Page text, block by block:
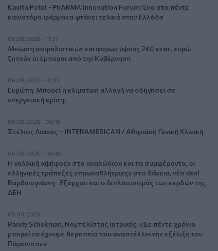
Kavita Patel - PhARMA Innovation Forum: Ένα στα πέντε
καινοτόμα φάρμακα φτάνει τελικά στην Ελλάδα
06.08.2026 - 11:37
Μείωση ασφαλιστικών εισφορών ύψους 240 εκατ. ευρώ
ζητούν οι έμποροι από την Κυβέρνηση
06.08.2026 - 10:45
Ευρώπη: Μπορεί η κλιματική αλλαγή να οδηγήσει σε
ενεργειακή κρίση;
06.08.2026 - 09:15
Στέλιος Λιανός – INTERAMERICAN / Αθηναϊκή Γενική Κλινική
06.08.2026 - 08:40
Η γαλλική «ψήφος» στο «καλώδιο» και τα συμφέροντα, οι
ελληνικές τράπεζες «πρωταθλήτριες» στα δάνεια, νέο deal
Βαρδινογιάννη- Εξάρχου και ο διπλασιασμός των κερδών της
ΔΕΗ
05.08.2026
Randy Schekman, Νομπελίστας Ιατρικής: «Σε πέντε χρόνια
μπορεί να έχουμε θεραπεία που αναστέλλει την εξέλιξη του
Πάρκινσον»